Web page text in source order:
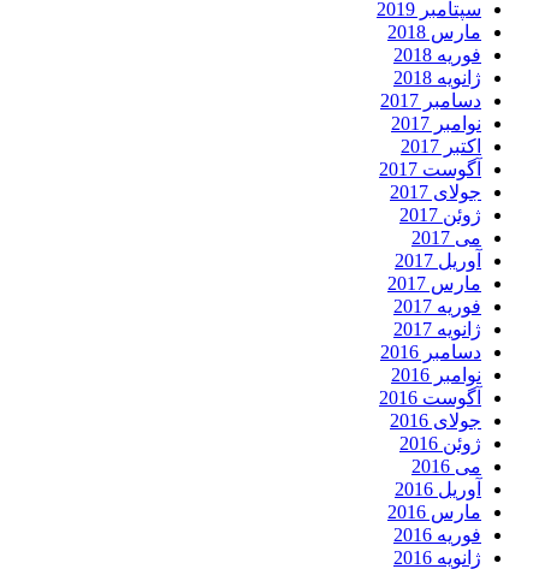
سپتامبر 2019
مارس 2018
فوریه 2018
ژانویه 2018
دسامبر 2017
نوامبر 2017
اکتبر 2017
آگوست 2017
جولای 2017
ژوئن 2017
می 2017
آوریل 2017
مارس 2017
فوریه 2017
ژانویه 2017
دسامبر 2016
نوامبر 2016
آگوست 2016
جولای 2016
ژوئن 2016
می 2016
آوریل 2016
مارس 2016
فوریه 2016
ژانویه 2016